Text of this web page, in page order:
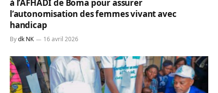
à l’AFHADI de Boma pour assurer
l’autonomisation des femmes vivant avec
handicap
Bydk NK 16 avril 2026